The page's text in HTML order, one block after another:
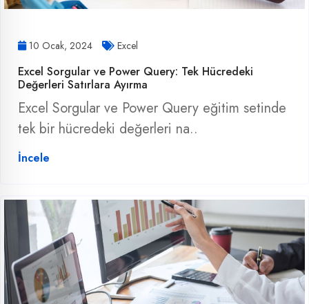
10 Ocak, 2024 Excel
Excel Sorgular ve Power Query: Tek Hücredeki
Değerleri Satırlara Ayırma
Excel Sorgular ve Power Query eğitim setinde
tek bir hücredeki değerleri na..
İncele